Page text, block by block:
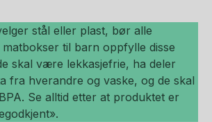
stål eller plast, bør alle
til barn oppfylle disse
skal være lekkasjefrie, ha deler
fra hverandre og vaske, og de skal
Se alltid etter at produktet er